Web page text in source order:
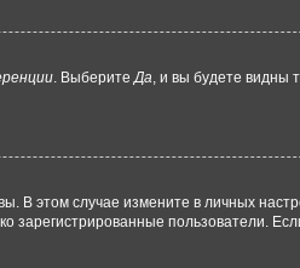
. ВыберитеДа, и вы будете видны
В этом случае измените в личных
зарегистрированные пользователи.